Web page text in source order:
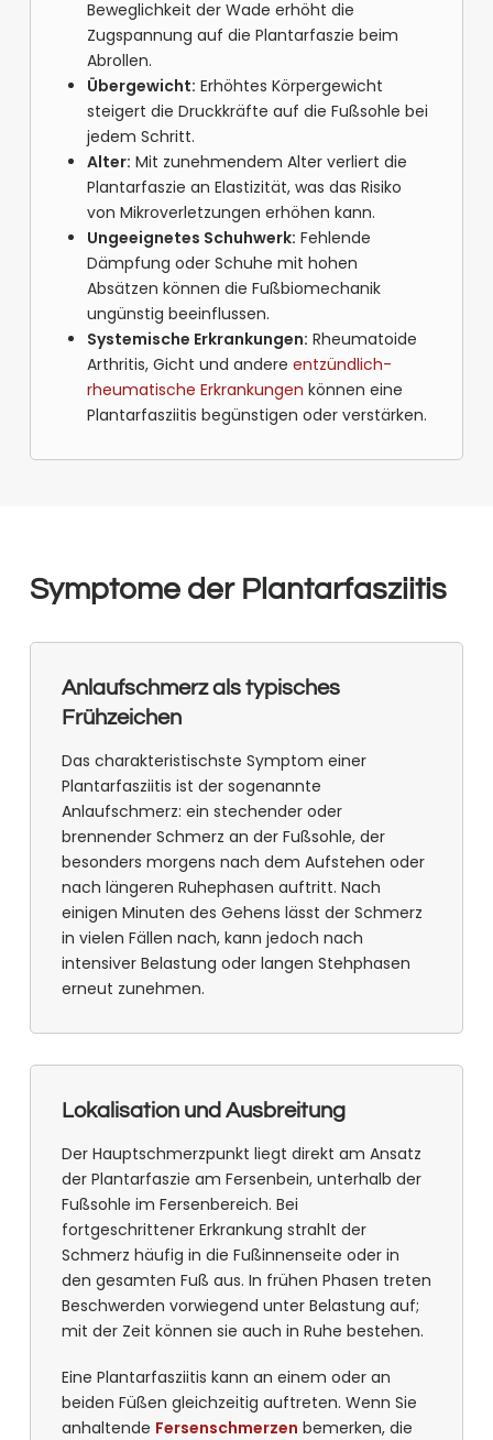
Beweglichkeit der Wade erhöht die
Zugspannung auf die Plantarfaszie beim
Abrollen.
Übergewicht: Erhöhtes Körpergewicht
steigert die Druckkräfte auf die Fußsohle bei
jedem Schritt.
Alter: Mit zunehmendem Alter verliert die
Plantarfaszie an Elastizität, was das Risiko
von Mikroverletzungen erhöhen kann.
Ungeeignetes Schuhwerk: Fehlende
Dämpfung oder Schuhe mit hohen
Absätzen können die Fußbiomechanik
ungünstig beeinflussen.
Systemische Erkrankungen: Rheumatoide
Arthritis, Gicht und andereentzündlich-
rheumatische Erkrankungen können eine
Plantarfasziitis begünstigen oder verstärken.
Symptome der Plantarfasziitis
Anlaufschmerz als typisches
Frühzeichen
Das charakteristischste Symptom einer
Plantarfasziitis ist der sogenannte
Anlaufschmerz: ein stechender oder
brennender Schmerz an der Fußsohle, der
besonders morgens nach dem Aufstehen oder
nach längeren Ruhephasen auftritt. Nach
einigen Minuten des Gehens lässt der Schmerz
in vielen Fällen nach, kann jedoch nach
intensiver Belastung oder langen Stehphasen
erneut zunehmen.
Lokalisation und Ausbreitung
Der Hauptschmerzpunkt liegt direkt am Ansatz
der Plantarfaszie am Fersenbein, unterhalb der
Fußsohle im Fersenbereich. Bei
fortgeschrittener Erkrankung strahlt der
Schmerz häufig in die Fußinnenseite oder in
den gesamten Fuß aus. In frühen Phasen treten
Beschwerden vorwiegend unter Belastung auf;
mit der Zeit können sie auch in Ruhe bestehen.
Eine Plantarfasziitis kann an einem oder an
beiden Füßen gleichzeitig auftreten. Wenn Sie
anhaltende Fersenschmerzen bemerken, die